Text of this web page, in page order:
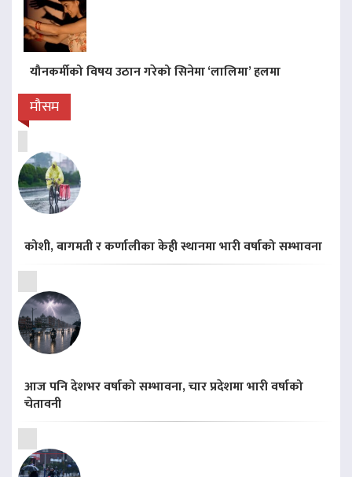
यौनकर्मीको विषय उठान गरेको सिनेमा ‘लालिमा’ हलमा
मौसम
कोशी, बागमती र कर्णालीका केही स्थानमा भारी वर्षाको सम्भावना
आज पनि देशभर वर्षाको सम्भावना, चार प्रदेशमा भारी वर्षाको
चेतावनी